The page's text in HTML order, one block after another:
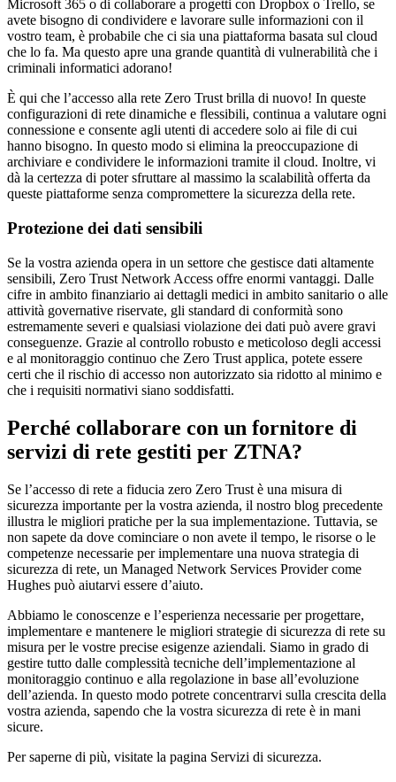
Microsoft 365 o di collaborare a progetti con Dropbox o Trello, se
avete bisogno di condividere e lavorare sulle informazioni con il
vostro team, è probabile che ci sia una piattaforma basata sul cloud
che lo fa. Ma questo apre una grande quantità di vulnerabilità che i
criminali informatici adorano!
È qui che l’accesso alla rete Zero Trust brilla di nuovo! In queste
configurazioni di rete dinamiche e flessibili, continua a valutare ogni
connessione e consente agli utenti di accedere solo ai file di cui
hanno bisogno. In questo modo si elimina la preoccupazione di
archiviare e condividere le informazioni tramite il cloud. Inoltre, vi
dà la certezza di poter sfruttare al massimo la scalabilità offerta da
queste piattaforme senza compromettere la sicurezza della rete.
Protezione dei dati sensibili
Se la vostra azienda opera in un settore che gestisce dati altamente
sensibili, Zero Trust Network Access offre enormi vantaggi. Dalle
cifre in ambito finanziario ai dettagli medici in ambito sanitario o alle
attività governative riservate, gli standard di conformità sono
estremamente severi e qualsiasi violazione dei dati può avere gravi
conseguenze. Grazie al controllo robusto e meticoloso degli accessi
e al monitoraggio continuo che Zero Trust applica, potete essere
certi che il rischio di accesso non autorizzato sia ridotto al minimo e
che i requisiti normativi siano soddisfatti.
Perché collaborare con un fornitore di
servizi di rete gestiti per ZTNA?
Se l’accesso di rete a fiducia zero Zero Trust è una misura di
sicurezza importante per la vostra azienda, il nostro blog precedente
illustra le migliori pratiche per la sua implementazione. Tuttavia, se
non sapete da dove cominciare o non avete il tempo, le risorse o le
competenze necessarie per implementare una nuova strategia di
sicurezza di rete, un Managed Network Services Provider come
Hughes può aiutarvi essere d’aiuto.
Abbiamo le conoscenze e l’esperienza necessarie per progettare,
implementare e mantenere le migliori strategie di sicurezza di rete su
misura per le vostre precise esigenze aziendali. Siamo in grado di
gestire tutto dalle complessità tecniche dell’implementazione al
monitoraggio continuo e alla regolazione in base all’evoluzione
dell’azienda. In questo modo potrete concentrarvi sulla crescita della
vostra azienda, sapendo che la vostra sicurezza di rete è in mani
sicure.
Per saperne di più, visitate la pagina Servizi di sicurezza.